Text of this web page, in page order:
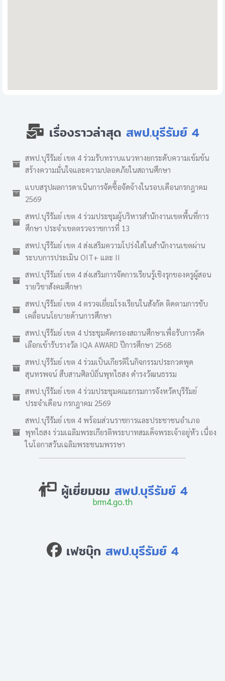
เรื่องราวล่าสุด สพป.บุรีรัมย์ 4
สพป.บุรีรัมย์ เขต 4 ร่วมรับทราบแนวทางยกระดับความเข้มข้น
สร้างความมั่นใจและความปลอดภัยในสถานศึกษา
แบบสรุปผลการดาเนินการจัดซื้อจัดจ้างในรอบเดือนกรกฎาคม
2569
สพป.บุรีรัมย์ เขต 4 ร่วมประชุมผู้บริหารสำนักงานเขตพื้นที่การ
ศึกษา ประจำเขตตรวจราชการที่ 13
สพป.บุรีรัมย์ เขต 4 ส่งเสริมความโปร่งใสในสำนักงานเขตผ่าน
ระบบการประเมิน OIT+ และ II
สพป.บุรีรัมย์ เขต 4 ส่งเสริมการจัดการเรียนรู้เชิงรุกของครูผู้สอน
รายวิชาสังคมศึกษา
สพป.บุรีรัมย์ เขต 4 ตรวจเยี่ยมโรงเรียนในสังกัด ติดตามการขับ
เคลื่อนนโยบายด้านการศึกษา
สพป.บุรีรัมย์ เขต 4 ประชุมคัดกรองสถานศึกษาเพื่อรับการคัด
เลือกเข้ารับรางวัล IQA AWARD ปีการศึกษา 2568
สพป.บุรีรัมย์ เขต 4 ร่วมเป็นเกียรติในกิจกรรมประกวดพูด
สุนทรพจน์ สืบสานศิลป์ถิ่นพุทไธสง ดำรงวัฒนธรรม
สพป.บุรีรัมย์ เขต 4 ร่วมประชุมคณะกรมการจังหวัดบุรีรัมย์
ประจำเดือน กรกฎาคม 2569
สพป.บุรีรัมย์ เขต 4 พร้อมส่วนราชการและประชาชนอำเภอ
พุทไธสง ร่วมเฉลิมพระเกียรติพระบาทสมเด็จพระเจ้าอยู่หัว เนื่อง
ในโอกาสวันเฉลิมพระชนมพรรษา
ผู้เยี่ยมชม สพป.บุรีรัมย์ 4
brm4.go.th
เฟซบุ๊ก สพป.บุรีรัมย์ 4